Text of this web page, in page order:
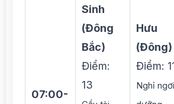
07:00-
Sinh
(Đông
Bắc)
Điểm:
13
Hưu
(Đông)
Điểm:
Nghỉ